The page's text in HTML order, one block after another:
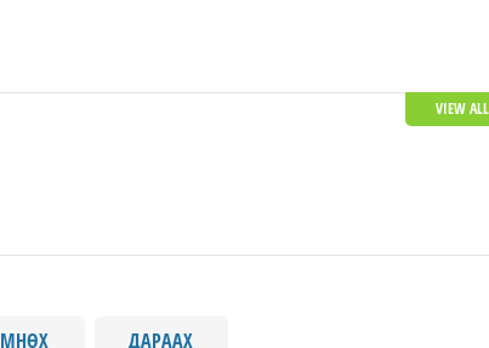
VIEW
ДАРААХ